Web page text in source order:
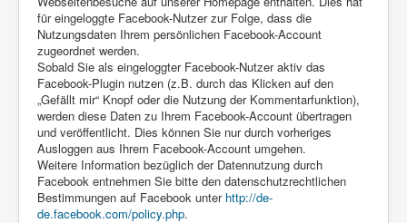
für eingeloggte Facebook-Nutzer zur Folge, dass die
Nutzungsdaten Ihrem persönlichen Facebook-Account
zugeordnet werden.
Sobald Sie als eingeloggter Facebook-Nutzer aktiv das
Facebook-Plugin nutzen (z.B. durch das Klicken auf den
„Gefällt mir“ Knopf oder die Nutzung der Kommentarfunktion),
werden diese Daten zu Ihrem Facebook-Account übertragen
und veröffentlicht. Dies können Sie nur durch vorheriges
Ausloggen aus Ihrem Facebook-Account umgehen.
Weitere Information bezüglich der Datennutzung durch
Facebook entnehmen Sie bitte den datenschutzrechtlichen
Bestimmungen auf Facebook unter http://de-
de.facebook.com/policy.php.